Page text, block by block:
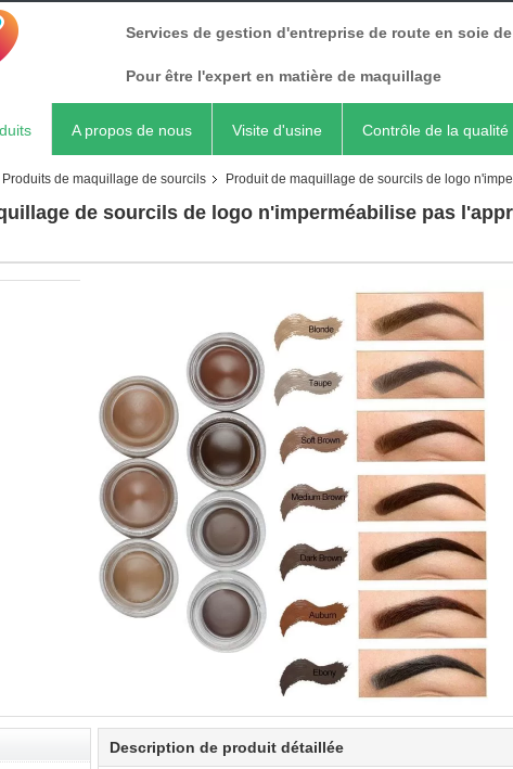
Services de gestion d'entreprise de route en soie
Pour être l'expert en matière de maquillage
A propos de nous Visite d'usine Contrôle de la qualité
Produits de maquillage de sourcils Produit de maquillage de sourcils de logo
de sourcils de logo n'imperméabilise pas
Description de produit détaillée